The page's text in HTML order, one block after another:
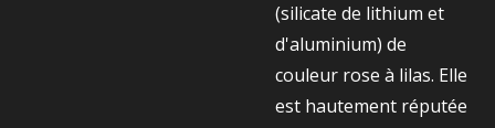
(silicate de lithium et
d'aluminium) de
couleur rose à lilas. Elle
est hautement réputée